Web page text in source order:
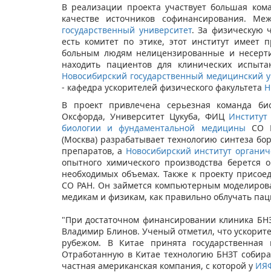
В реализации проекта участвует большая
качестве источников софинансирования.
государственный университет. За физическую
есть комитет по этике, этот институт имеет
больным людям нелицензированные и
находить пациентов для клинических
Новосибирский государственный медицинский
- кафедра ускорителей физического факультета
В проект привлечена серьезная команда
Оксфорда, Университет Цукуба, ФИЦ
биологии и фундаментальной медицины СО
(Москва) разрабатывает технологию синтеза
препаратов, а Новосибирский институт
опытного химического производства берется
необходимых объемах. Также к проекту
СО РАН. Он займется компьютерным
медикам и физикам, как правильно облучать
"При достаточном финансировании клиника
Владимир Блинов. Ученый отметил, что
рубежом. В Китае принята
Отработанную в Китае технологию БНЗТ
частная американская компания, с которой у